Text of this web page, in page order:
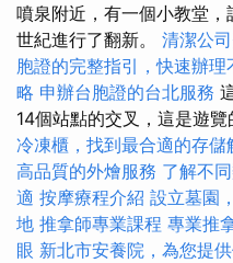
噴泉附近，有一個小教堂
世紀進行了翻新。 清潔公
胞證的完整指引，快速辦理
略 申辦台胞證的台北服務
14個站點的交叉，這是遊覽
冷凍櫃，找到最合適的存儲
高品質的外燴服務 了解不
適 按摩療程介紹 設立墓園
地 推拿師專業課程 專業推
眼 新北市安養院，為您提